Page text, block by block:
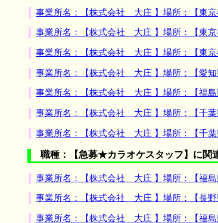
事業所名：【株式会社 大庄 】場所：【東
事業所名：【株式会社 大庄 】場所：【東
事業所名：【株式会社 大庄 】場所：【東
事業所名：【株式会社 大庄 】場所：【愛
事業所名：【株式会社 大庄 】場所：【福
事業所名：【株式会社 大庄 】場所：【千
事業所名：【株式会社 大庄 】場所：【千
職種：【急募★カラオケスタッフ】に関
事業所名：【株式会社 大庄 】場所：【福
事業所名：【株式会社 大庄 】場所：【長
事業所名：【株式会社 大庄 】場所：【福